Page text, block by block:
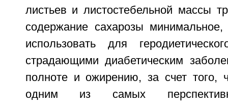
листьев и листостебельной массы
содержание сахарозы
использовать для
страдающими диабетическим
полноте и ожирению, за счет того,
одним из самых